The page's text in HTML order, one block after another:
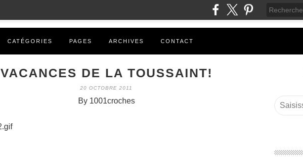
CATÉGORIES PAGES ARCHIVES CONTACT
VACANCES DE LA TOUSSAINT!
20 OCTOBRE 2011
By 1001croches